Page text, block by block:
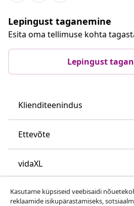
Lepingust taganemine
Esita oma tellimuse kohta
Lepingust
Klienditeenindus
Ettevõte
vidaXL
Vaata rohkem
Kasutame küpsiseid veebisaidi
reklaamide isikupärastamiseks,